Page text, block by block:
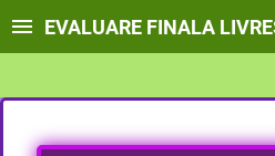
EVALUARE FINALA